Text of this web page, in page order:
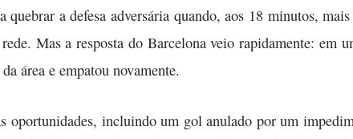
a defesa adversária quando, aos 18 minutos,
Mas a resposta do Barcelona veio rapidamente: em
área e empatou novamente.
oportunidades, incluindo um gol anulado por um